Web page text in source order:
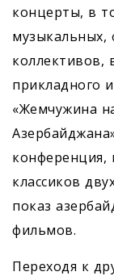
концерты, в
музыкальных,
коллективов,
прикладного
«Жемчужина
конференция,
классиков
показ
фильмов.
Переходя к